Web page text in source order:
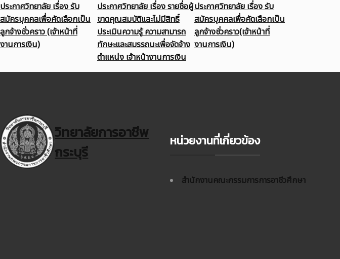
ประกาศวิทยาลัย เรื่อง รับ
สมัครบุคคลเพื่อคัดเลือกเป็น
ลูกจ้างชั่วคราว (เจ้าหน้าที่
งานการเงิน)
ประกาศวิทยาลัย เรื่อง รายชื่อผู้
ขาดคุณสมบัติและไม่มีสิทธิ์
ประเมินความรู้ ความสามารถ
ทักษะและสมรรถนะเพื่อจัดจ้าง
ตำแหน่ง เจ้าหน้างานการเงิน
ประกาศวิทยาลัย เรื่อง รับ
สมัครบุคคลเพื่อคัดเลือกเป็น
ลูกจ้างชั่วคราว(เจ้าหน้าที่
งานการเงิน)
วิทยาลัยการอาชีพ
กระบุรี
หน่วยงานที่เกี่ยวข้อง
สำนักงานคณะกรรมการการอาชีวศึกษา